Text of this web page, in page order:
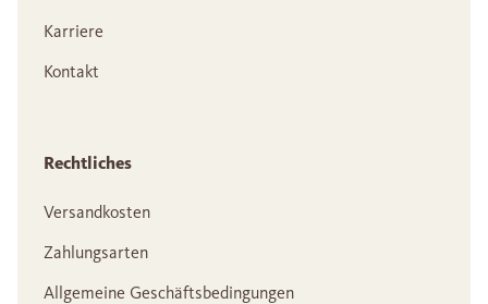
Karriere
Kontakt
Rechtliches
Versandkosten
Zahlungsarten
Allgemeine Geschäftsbedingungen